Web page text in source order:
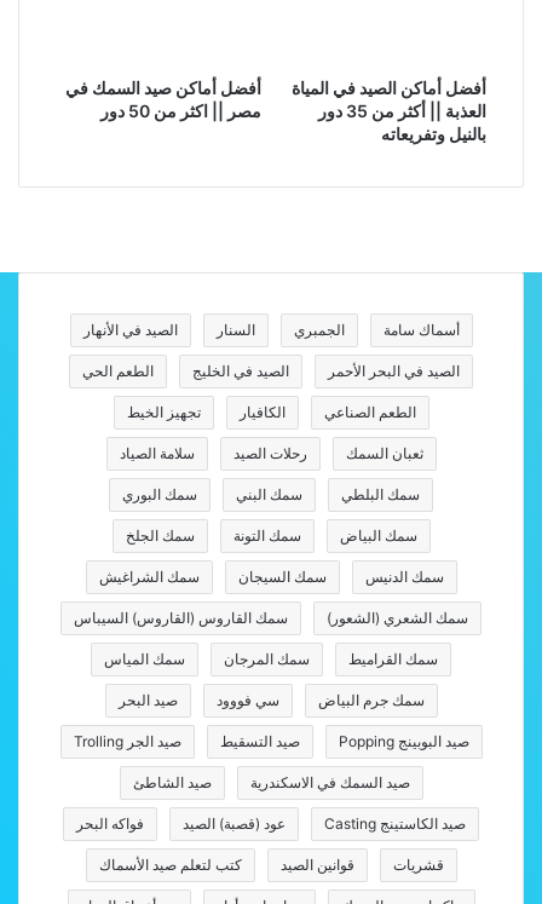
أفضل أماكن صيد السمك في
مصر || اكثر من 50 دور
أفضل أماكن الصيد في المياة
العذبة || أكثر من 35 دور
بالنيل وتفريعاته
أسماك سامة الجمبري السنار الصيد في الأنهار
الصيد في البحر الأحمر الصيد في الخليج الطعم الحي
الطعم الصناعي الكافيار تجهيز الخيط
ثعبان السمك رحلات الصيد سلامة الصياد
سمك البلطي سمك البني سمك البوري
سمك البياض سمك التونة سمك الجلخ
سمك الدنيس سمك السيجان سمك الشراغيش
سمك الشعري (الشعور) سمك القاروس (القاروس) السيباس
سمك القراميط سمك المرجان سمك المياس
سمك جرم البياض سي فووود صيد البحر
صيد البوبينج Popping صيد التسقيط صيد الجر Trolling
صيد السمك في الاسكندرية صيد الشاطئ
صيد الكاستينج Casting عود (قصبة) الصيد فواكه البحر
قشريات قوانين الصيد كتب لتعلم صيد الأسماك